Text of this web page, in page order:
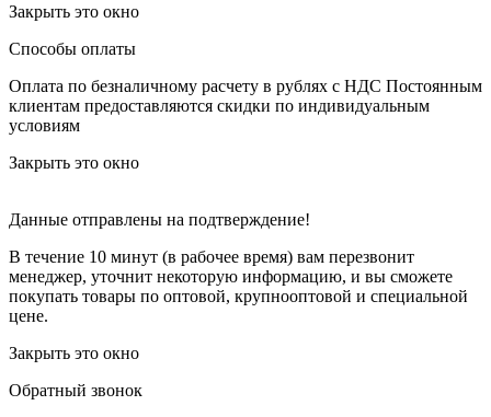
Закрыть это окно
Способы оплаты
Оплата по безналичному расчету в рублях с НДС Постоянным
клиентам предоставляются скидки по индивидуальным
условиям
Закрыть это окно
Данные отправлены на подтверждение!
В течение 10 минут (в рабочее время) вам перезвонит
менеджер, уточнит некоторую информацию, и вы сможете
покупать товары по оптовой, крупнооптовой и специальной
цене.
Закрыть это окно
Обратный звонок